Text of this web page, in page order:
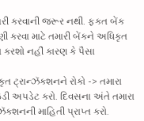
કરવાની જરૂર નથી. ફક્ત બેંક
કરવા માટે તમારી બેંકને અધિકૃત
કરશો નહીં કારણ કે પૈસા
રોકો -> તમારા
અપડેટ કરો. દિવસના અંતે તમારા
માહિતી પ્રાપ્ત કરો.